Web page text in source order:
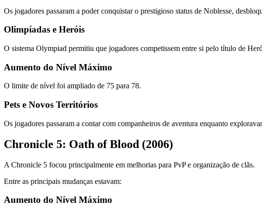
Os jogadores passaram a poder conquistar o prestigioso status de Noblesse,
Olimpíadas e Heróis
O sistema Olympiad permitiu que jogadores competissem entre si pelo título de
Aumento do Nível Máximo
O limite de nível foi ampliado de 75 para 78.
Pets e Novos Territórios
Os jogadores passaram a contar com companheiros de aventura enquanto
Chronicle 5: Oath of Blood (2006)
A Chronicle 5 focou principalmente em melhorias para PvP e organização de clãs.
Entre as principais mudanças estavam:
Aumento do Nível Máximo